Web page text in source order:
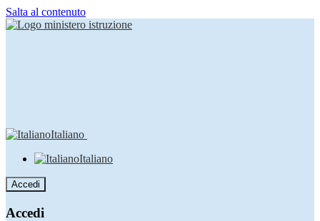
Salta al contenuto
Italiano
Italiano
Accedi
Accedi